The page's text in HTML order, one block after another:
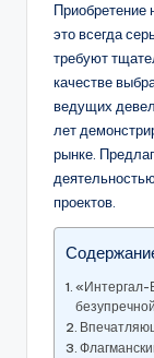
Приобретение
это всегда
требуют
качестве
ведущих
лет
рынке.
проектов.
«Интергал-